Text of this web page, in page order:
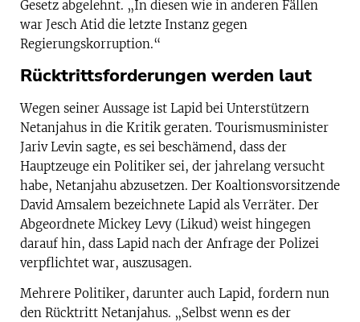
Gesetz abgelehnt. „In diesen wie in anderen Fällen
war Jesch Atid die letzte Instanz gegen
Regierungskorruption.“
Rücktrittsforderungen werden laut
Wegen seiner Aussage ist Lapid bei Unterstützern
Netanjahus in die Kritik geraten. Tourismusminister
Jariv Levin sagte, es sei beschämend, dass der
Hauptzeuge ein Politiker sei, der jahrelang versucht
habe, Netanjahu abzusetzen. Der Koaltionsvorsitzende
David Amsalem bezeichnete Lapid als Verräter. Der
Abgeordnete Mickey Levy (Likud) weist hingegen
darauf hin, dass Lapid nach der Anfrage der Polizei
verpflichtet war, auszusagen.
Mehrere Politiker, darunter auch Lapid, fordern nun
den Rücktritt Netanjahus. „Selbst wenn es der